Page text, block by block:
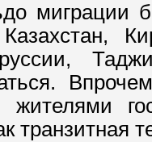
миграции
жителями
транзитная